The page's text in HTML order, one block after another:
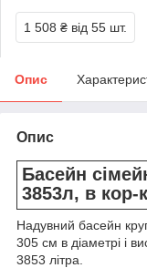
1 508 ₴ від 55 шт.
Опис
Опис
Басейн
3853л, в кор-
Надувний басейн
305 см в діаметрі і
3853 літра.